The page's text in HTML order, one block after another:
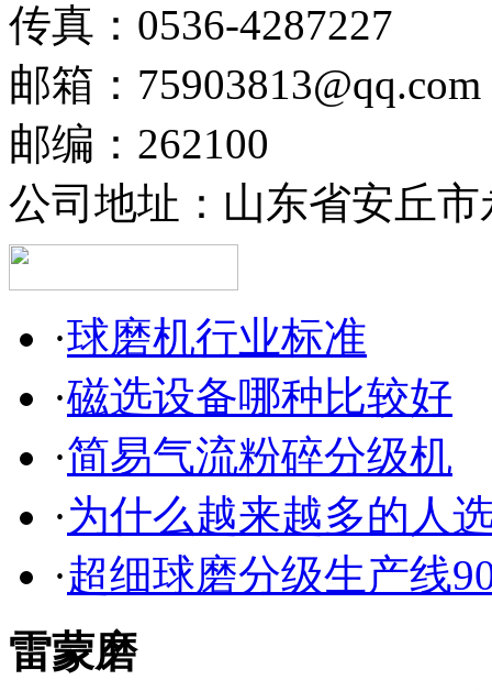
传真：0536-4287227
邮箱：75903813@qq.com
邮编：262100
公司地址：山东省安丘市
·球磨机行业标准
·磁选设备哪种比较好
·简易气流粉碎分级机
·为什么越来越多的人
·超细球磨分级生产线
雷蒙磨